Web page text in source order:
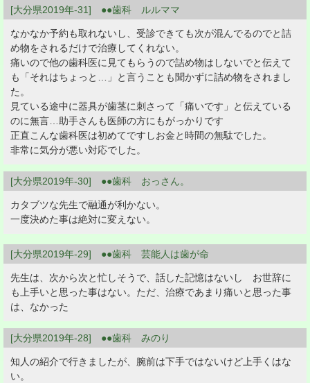
[大分県2019年-31] ●●歯科 ルルママ
なかなか予約も取れないし、受診できても次が混んでるのでと詰
め物をされるだけで治療してくれない。
痛いので他の歯科医に見てもらうので詰め物はしないでと伝えて
も「それはちょっと…」と言うことも聞かずに詰め物をされまし
た。
見ている途中に器具が歯茎に刺さって「痛いです」と伝えている
のに無言…助手さんも医師の方にもがっかりです
正直こんな歯科医は初めてですしお金と時間の無駄でした。
非常に気分が悪い対応でした。
[大分県2019年-30] ●●歯科 おっさん。
カタブツな先生で融通が利かない。
一度決めた事は絶対に変えない。
[大分県2019年-29] ●●歯科 芸能人は歯が命
先生は、次から次と忙しそうで、話した記憶はないし お世辞に
も上手いと思った事はない。ただ、治療であまり痛いと思った事
は、なかった
[大分県2019年-28] ●●歯科 みのり
知人の紹介で行きましたが、腕前は下手ではないけど上手くはな
い。